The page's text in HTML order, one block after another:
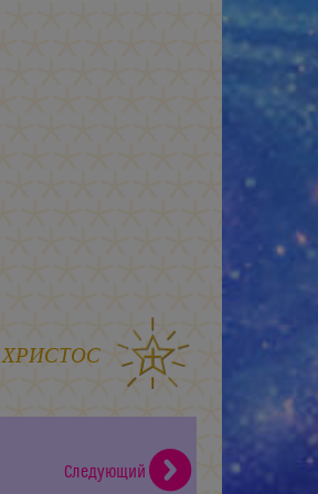
ХРИСТОС
Следующий